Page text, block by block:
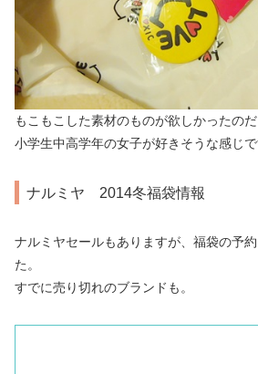
もこもこした素材のものが欲しかったのだ
小学生中高学年の女子が好きそうな感じで
ナルミヤ 2014冬福袋情報
ナルミヤセールもありますが、福袋の予
た。
すでに売り切れのブランドも。